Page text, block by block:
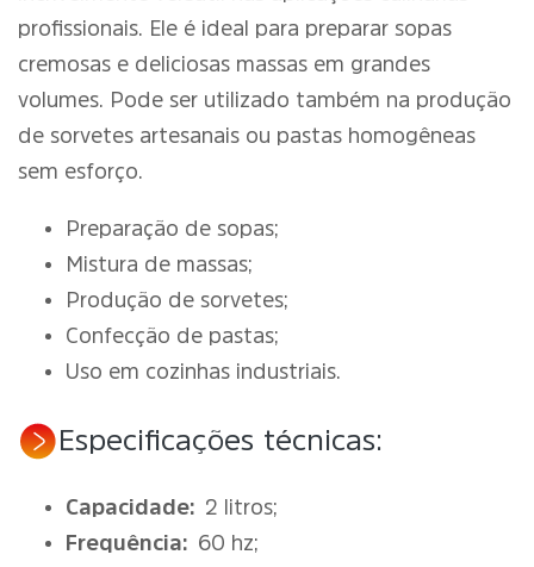
profissionais. Ele é ideal para preparar sopas
cremosas e deliciosas massas em grandes
volumes. Pode ser utilizado também na produção
de sorvetes artesanais ou pastas homogêneas
sem esforço.
Preparação de sopas;
Mistura de massas;
Produção de sorvetes;
Confecção de pastas;
Uso em cozinhas industriais.
Especificações técnicas:
Capacidade: 2 litros;
Frequência: 60 hz;